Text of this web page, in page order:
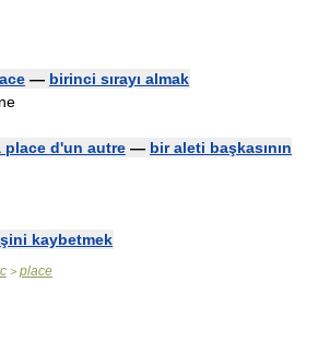
— birinci sırayı almak
d'un autre — bir aleti başkasının
kaybetmek
> place